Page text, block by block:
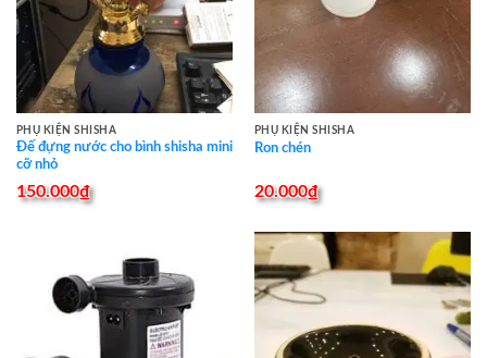
PHỤ KIỆN SHISHA
Đế đựng nước cho bình shisha mini
cỡ nhỏ
150.000₫
PHỤ KIỆN SHISHA
Ron chén
20.000₫